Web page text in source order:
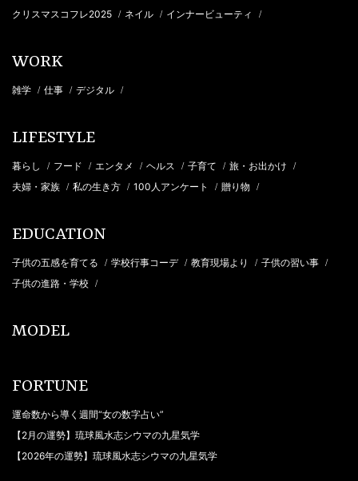
クリスマスコフレ2025 / ネイル / インナービューティ /
WORK
雑学 / 仕事 / デジタル /
LIFESTYLE
暮らし / フード / エンタメ / ヘルス / 子育て / 旅・お出かけ /
夫婦・家族 / 私の生き方 / 100人アンケート / 贈り物 /
EDUCATION
子供の五感を育てる / 学校行事コーデ / 教育現場より / 子供の習い事 /
子供の進路・学校 /
MODEL
FORTUNE
運命数から導く週間“女の数字占い”
【2月の運勢】琉球風水志シウマの九星気学
【2026年の運勢】琉球風水志シウマの九星気学